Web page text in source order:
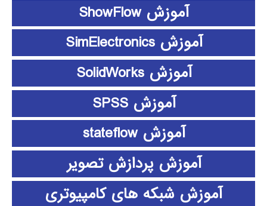
آموزش ShowFlow
آموزش SimElectronics
آموزش SolidWorks
آموزش SPSS
آموزش stateflow
آموزش پردازش تصویر
آموزش شبکه های کامپیوتری